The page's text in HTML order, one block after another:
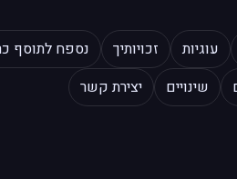
עוגיות זכויותיך
נספח לתוסף
שינויים יצירת קשר